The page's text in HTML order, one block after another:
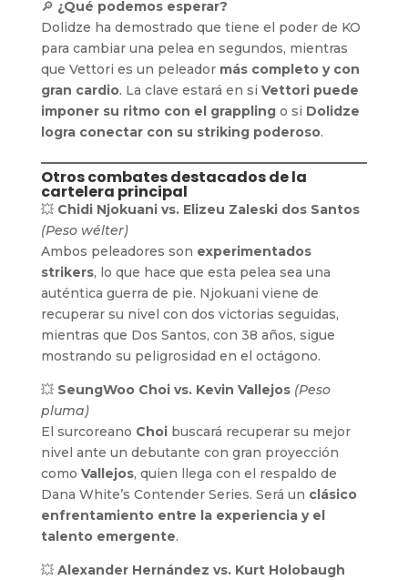
🔎 ¿Qué podemos esperar?
Dolidze ha demostrado que tiene el poder de KO
para cambiar una pelea en segundos, mientras
que Vettori es un peleador más completo y con
gran cardio. La clave estará en si Vettori puede
imponer su ritmo con el grapplingo si Dolidze
logra conectar con su striking poderoso.
Otros combates destacados de la
cartelera principal
💥 Chidi Njokuani vs. Elizeu Zaleski dos Santos
(Peso wélter)
Ambos peleadores son experimentados
strikers, lo que hace que esta pelea sea una
auténtica guerra de pie. Njokuani viene de
recuperar su nivel con dos victorias seguidas,
mientras que Dos Santos, con 38 años, sigue
mostrando su peligrosidad en el octágono.
💥 SeungWoo Choi vs. Kevin Vallejos (Peso
pluma)
El surcoreano Choibuscará recuperar su mejor
nivel ante un debutante con gran proyección
como Vallejos, quien llega con el respaldo de
Dana White’s Contender Series. Será un clásico
enfrentamiento entre la experiencia y el
talento emergente.
💥 Alexander Hernández vs. Kurt Holobaugh